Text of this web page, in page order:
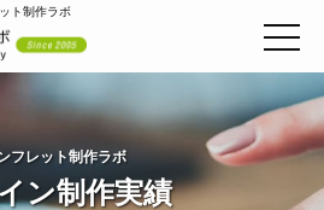
ト制作ラボ
フレット制作ラボ
ン制作実績